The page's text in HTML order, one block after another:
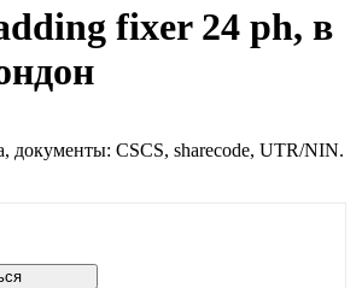
fixer 24 ph, в
документы: CSCS, sharecode, UTR/NIN.